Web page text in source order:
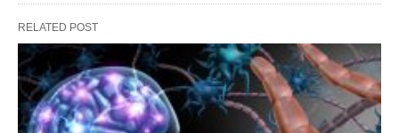
RELATED POST